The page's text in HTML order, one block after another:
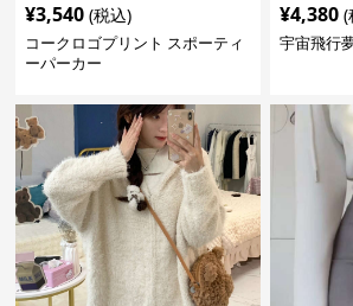
¥3,540 (税込)
コークロゴプリント スポーティ
ーパーカー
¥4,380 (
宇宙飛行